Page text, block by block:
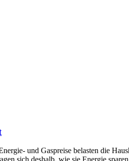
und Gaspreise belasten die